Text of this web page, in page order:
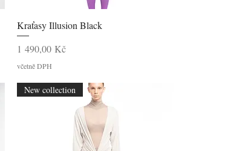
Rychlý náhled
Kraťasy Illusion Black
Cena
1 490,00 Kč
včetně DPH
New collection